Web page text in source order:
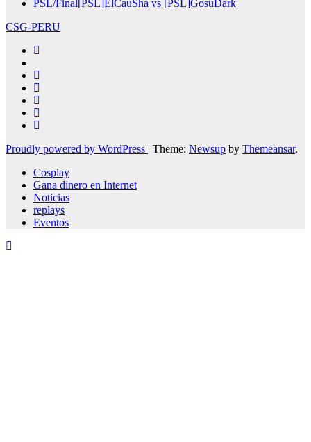
PSL/Final[PSL]ElCauSha vs [PSL]GosuDark
CSG-PERU
Proudly powered by WordPress | Theme: Newsup by Themeansar.
Cosplay
Gana dinero en Internet
Noticias
replays
Eventos